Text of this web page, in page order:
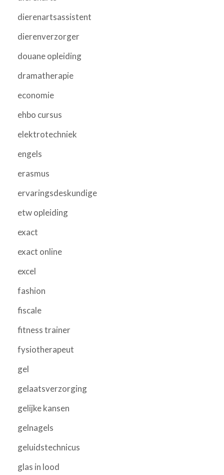
dierenartsassistent
dierenverzorger
douane opleiding
dramatherapie
economie
ehbo cursus
elektrotechniek
engels
erasmus
ervaringsdeskundige
etw opleiding
exact
exact online
excel
fashion
fiscale
fitness trainer
fysiotherapeut
gel
gelaatsverzorging
gelijke kansen
gelnagels
geluidstechnicus
glas in lood